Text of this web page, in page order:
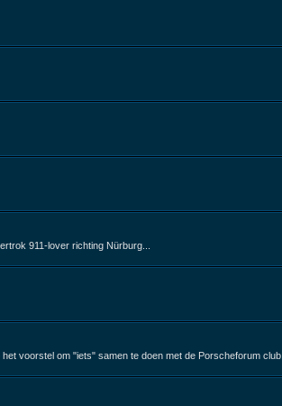
911-lover richting Nürburg...
voorstel om "iets" samen te doen met de Porscheforum club.